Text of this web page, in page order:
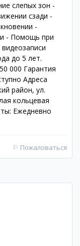
слепых зон -
сзади -
-
- Помощь при
до 5 лет.
000 Гарантия
Адреса
район, ул.
кольцевая
Ежедневно
⚐ Пожаловаться